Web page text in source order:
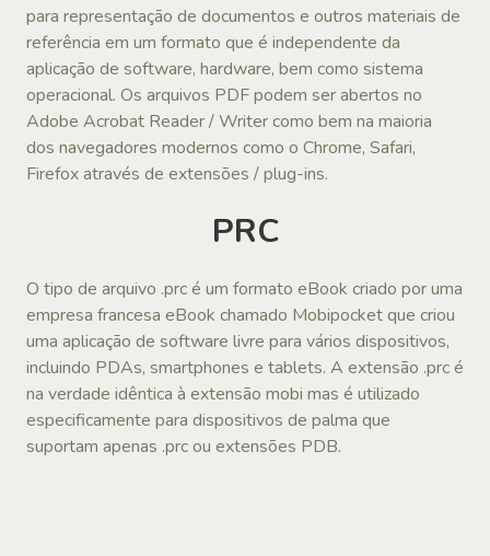
para representação de documentos e outros materiais de
referência em um formato que é independente da
aplicação de software, hardware, bem como sistema
operacional. Os arquivos PDF podem ser abertos no
Adobe Acrobat Reader / Writer como bem na maioria
dos navegadores modernos como o Chrome, Safari,
Firefox através de extensões / plug-ins.
PRC
O tipo de arquivo .prc é um formato eBook criado por uma
empresa francesa eBook chamado Mobipocket que criou
uma aplicação de software livre para vários dispositivos,
incluindo PDAs, smartphones e tablets. A extensão .prc é
na verdade idêntica à extensão mobi mas é utilizado
especificamente para dispositivos de palma que
suportam apenas .prc ou extensões PDB.